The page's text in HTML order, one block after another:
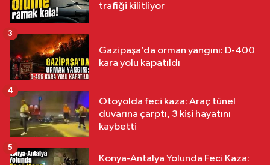
trafiği kilitliyor
Gazipaşa’da orman yangını: D-400
kara yolu kapatıldı
3
Otoyolda feci kaza: Araç tünel
duvarına çarptı, 3 kişi hayatını
kaybetti
4
Konya-Antalya Yolunda Feci Kaza:
5